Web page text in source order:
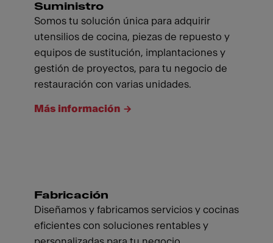
Suministro
Somos tu solución única para adquirir
utensilios de cocina, piezas de repuesto y
equipos de sustitución, implantaciones y
gestión de proyectos, para tu negocio de
restauración con varias unidades.
Más información
Fabricación
Diseñamos y fabricamos servicios y cocinas
eficientes con soluciones rentables y